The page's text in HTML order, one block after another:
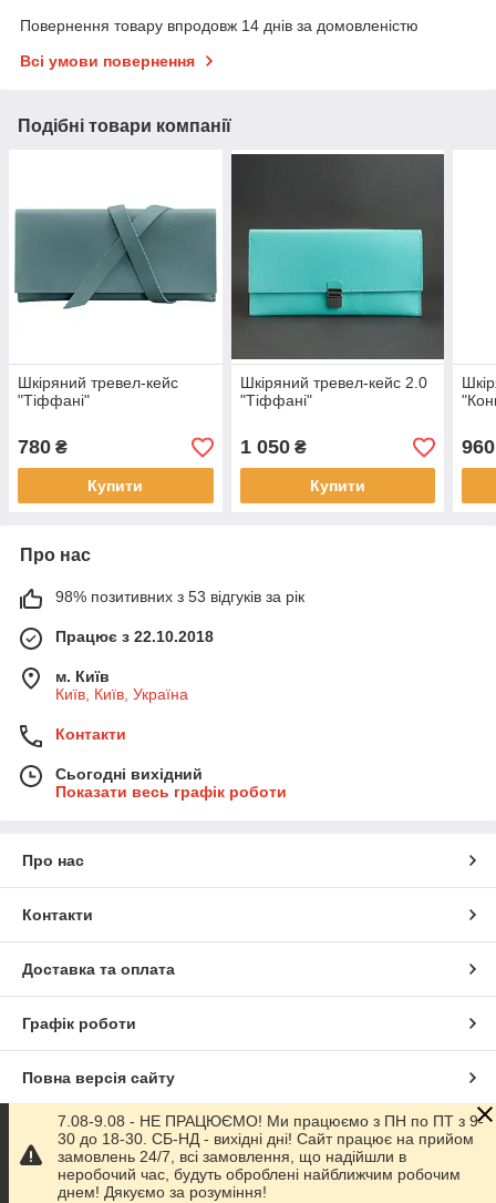
Повернення товару впродовж 14 днів за домовленістю
Всі умови повернення
Подібні товари компанії
Шкіряний тревел-кейс
"Тіффані"
780 ₴
Купити
Шкіряний тревел-кейс 2.0
"Тіффані"
1 050₴
Купити
960
Про нас
98% позитивних з 53 відгуків за рік
Працює з 22.10.2018
м. Київ
Київ, Київ, Україна
Контакти
Сьогодні вихідний
Показати весь графік роботи
Про нас
Контакти
Доставка та оплата
Графік роботи
Повна версія сайту
Сайт створено на маркетплейсіProm.ua
Політика конфіденційності
7.08-9.08 - НЕ ПРАЦЮЄМО! Ми працюємо з ПН по ПТ з 9-
30 до 18-30. СБ-НД - вихідні дні! Сайт працює на прийом
замовлень 24/7, всі замовлення, що надійшли в
неробочий час, будуть оброблені найближчим робочим
днем! Дякуємо за розуміння!